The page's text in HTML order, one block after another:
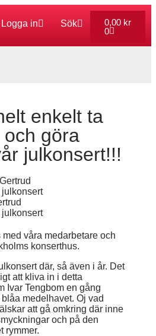
Logga in Sök 0,00 kr
0
enkelt ta
göra
julkonsert!!!
julkonsert
våra medarbetare och
konserthus.
där, så även i år. Det
att kliva in i detta
Ivar Tengbom en gång
medelhavet. Oj vad
att gå omkring där inne
och på den
rymmer.